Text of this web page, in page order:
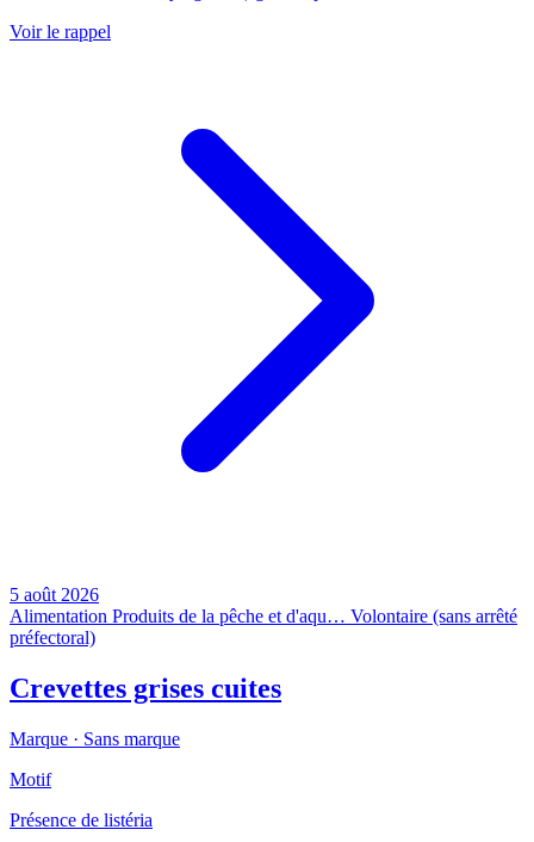
Voir le rappel
5 août 2026
Alimentation Produits de la pêche et d'aqu… Volontaire (sans arrêté
préfectoral)
Crevettes grises cuites
Marque · Sans marque
Motif
Présence de listéria